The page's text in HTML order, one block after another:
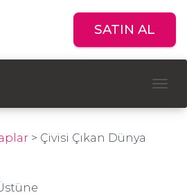
SATIN AL
> Çivisi Çıkan Dünya